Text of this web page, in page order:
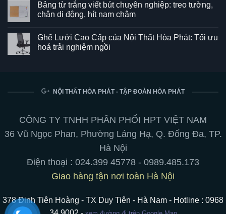
bình
luận
ở
–
Kết
hợp
và
không
gian
việc
Bảng từ trắng viết bút chuyên nghiệp: treo tường,
chân di động, hít nam châm
bình
luận
ở
chuyên
chân
di
hít
Ghế Lưới Cao Cấp của Nội Thất Hòa Phát: Tối ưu
hoá trải nghiệm ngồi
Ghế
của
Nội
Hòa
hoá
trải
nghiệm
NỘI THẤT HÒA PHÁT - TẬP ĐOÀN HÒA PHÁT
CÔNG TY TNHH PHÂN PHỐI HPT VIỆT NAM
36 Vũ Ngọc Phan, Phường Láng Hạ, Q. Đống Đa, TP.
Hà Nội
Điện thoại : 024.399 45778 - 0989.485.173
Giao hàng tận nơi toàn Hà Nội
378 Đinh Tiên Hoàng - TX Duy Tiên - Hà Nam - Hotline : 0968